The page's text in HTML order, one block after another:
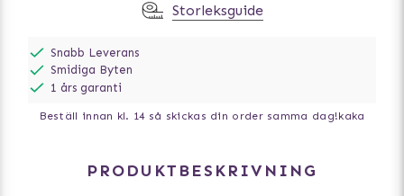
Storleksguide
Snabb Leverans
Smidiga Byten
1 års garanti
Beställ innan kl. 14 så skickas din order samma dag!kaka
PRODUKTBESKRIVNING